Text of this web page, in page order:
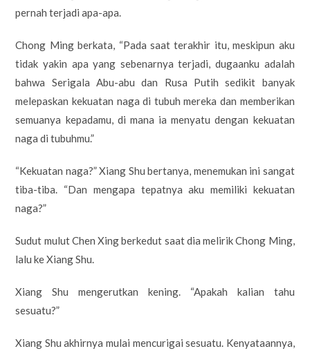
pernah terjadi apa-apa.
Chong Ming berkata, “Pada saat terakhir itu, meskipun aku
tidak yakin apa yang sebenarnya terjadi, dugaanku adalah
bahwa Serigala Abu-abu dan Rusa Putih sedikit banyak
melepaskan kekuatan naga di tubuh mereka dan memberikan
semuanya kepadamu, di mana ia menyatu dengan kekuatan
naga di tubuhmu.”
“Kekuatan naga?” Xiang Shu bertanya, menemukan ini sangat
tiba-tiba. “Dan mengapa tepatnya aku memiliki kekuatan
naga?”
Sudut mulut Chen Xing berkedut saat dia melirik Chong Ming,
lalu ke Xiang Shu.
Xiang Shu mengerutkan kening. “Apakah kalian tahu
sesuatu?”
Xiang Shu akhirnya mulai mencurigai sesuatu. Kenyataannya,